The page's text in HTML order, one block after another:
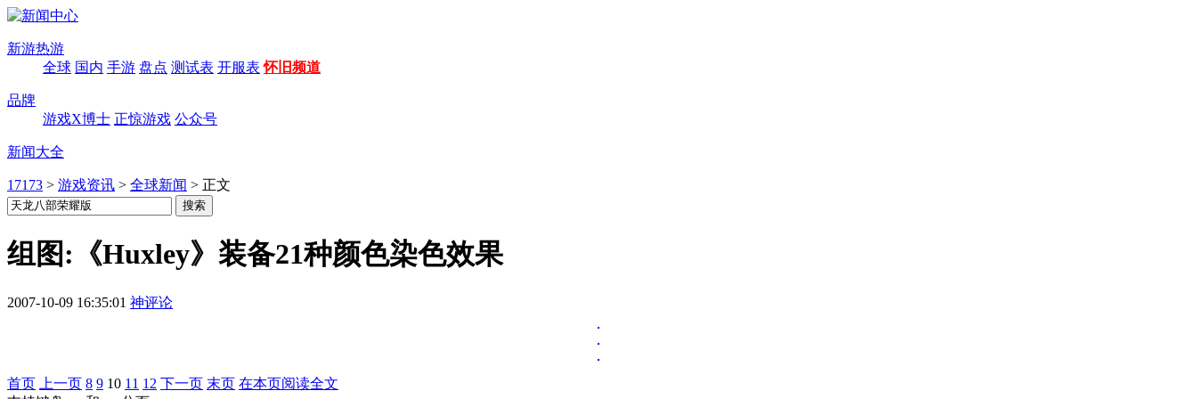
新游热游
全球 国内 手游 盘点 测试表 开服表 怀旧频道
品牌
游戏X博士 正惊游戏 公众号
新闻大全
17173 > 游戏资讯 > 全球新闻 > 正文
组图:《Huxley》装备21种颜色染色效果
2007-10-09 16:35:01 神评论
首页 上一页 8 9 10 11 12 下一页 末页 在本页阅读全文